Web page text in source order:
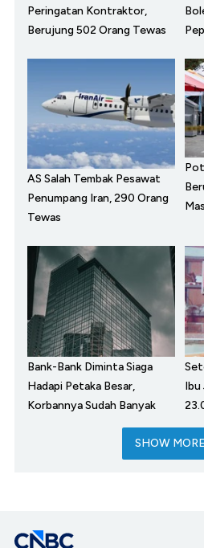
Peringatan Kontraktor,
Berujung 502 Orang Tewas
AS Salah Tembak Pesawat
Penumpang Iran, 290 Orang
Tewas
Bank-Bank Diminta Siaga
Hadapi Petaka Besar,
Korbannya Sudah Banyak
Ibu
SHOW MORE